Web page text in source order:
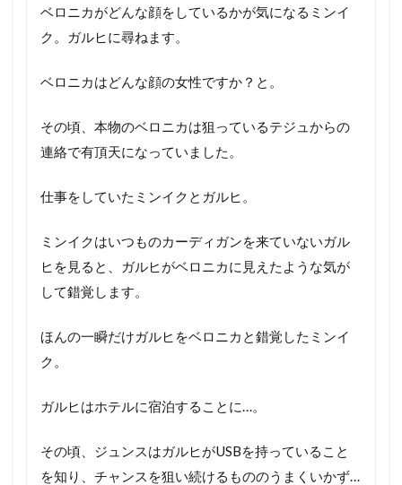
ベロニカがどんな顔をしているかが気になるミンイ
ク。ガルヒに尋ねます。
ベロニカはどんな顔の女性ですか？と。
その頃、本物のベロニカは狙っているテジュからの
連絡で有頂天になっていました。
仕事をしていたミンイクとガルヒ。
ミンイクはいつものカーディガンを来ていないガル
ヒを見ると、ガルヒがベロニカに見えたような気が
して錯覚します。
ほんの一瞬だけガルヒをベロニカと錯覚したミンイ
ク。
ガルヒはホテルに宿泊することに…。
その頃、ジュンスはガルヒがUSBを持っていること
を知り、チャンスを狙い続けるもののうまくいかず…